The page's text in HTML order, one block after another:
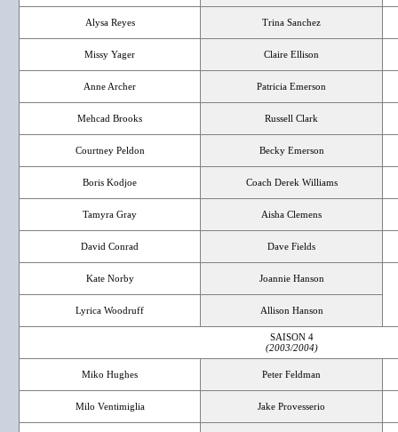
Alysa Reyes Trina Sanchez
Missy Yager Claire Ellison
Anne Archer Patricia Emerson
Mehcad Brooks Russell Clark
Courtney Peldon Becky Emerson
Boris Kodjoe Coach Derek Williams
Tamyra Gray Aisha Clemens
David Conrad Dave Fields
Kate Norby Joannie Hanson
Lyrica Woodruff Allison Hanson
SAISON 4
(2003/2004)
Miko Hughes Peter Feldman
Milo Ventimiglia Jake Provesserio